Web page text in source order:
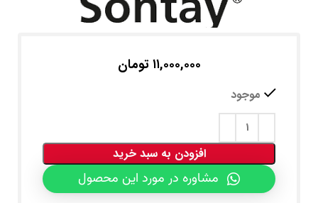
۱۱,۰۰۰,۰۰۰تومان
موجود
افزودن به سبد خرید
مشاوره در مورد این محصول